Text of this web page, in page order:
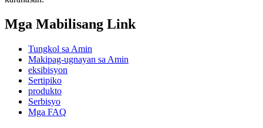
Mga Mabilisang Link
Tungkol sa Amin
Makipag-ugnayan sa Amin
eksibisyon
Sertipiko
produkto
Serbisyo
Mga FAQ